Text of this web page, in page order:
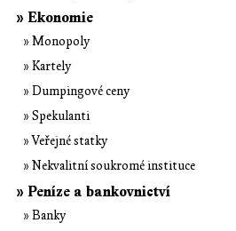
» Ekonomie
» Monopoly
» Kartely
» Dumpingové ceny
» Spekulanti
» Veřejné statky
» Nekvalitní soukromé instituce
» Peníze a bankovnictví
» Banky